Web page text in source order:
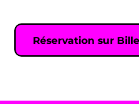
Réservation sur